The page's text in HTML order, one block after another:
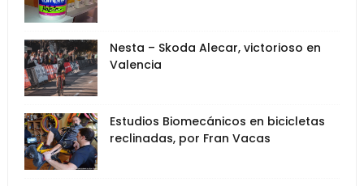
Nesta – Skoda Alecar, victorioso en
Valencia
Estudios Biomecánicos en bicicletas
reclinadas, por Fran Vacas